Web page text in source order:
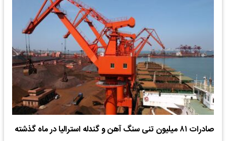
صادرات ۸۱ میلیون تنی سنگ آهن و گندله استرالیا در ماه گذشته